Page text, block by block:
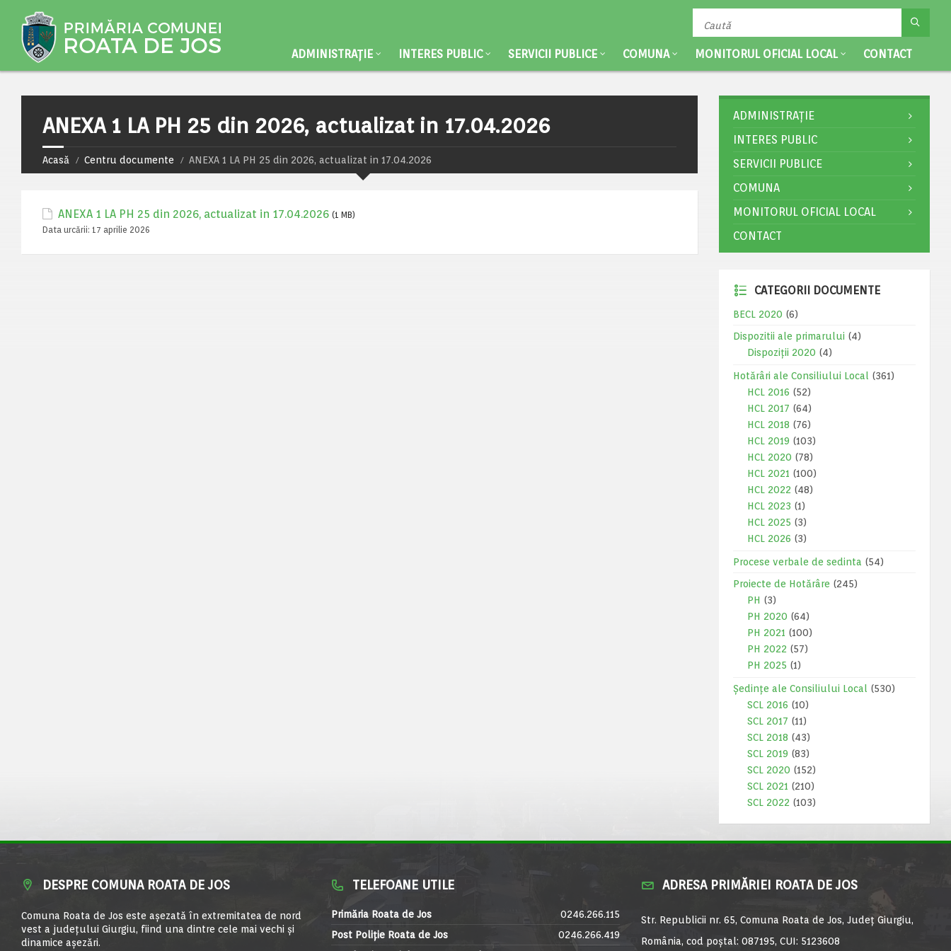
ADMINISTRAȚIE INTERES PUBLIC SERVICII PUBLICE COMUNA MONITORUL OFICIAL LOCAL CONTACT
ANEXA 1 LA PH 25 din 2026, actualizat in 17.04.2026
Acasă Centru documente ANEXA 1 LA PH 25 din 2026, actualizat in 17.04.2026
ANEXA 1 LA PH 25 din 2026, actualizat in 17.04.2026 (1 MB)
Data urcării: 17 aprilie 2026
ADMINISTRAȚIE
INTERES PUBLIC
SERVICII PUBLICE
COMUNA
MONITORUL OFICIAL LOCAL
CONTACT
CATEGORII DOCUMENTE
BECL 2020 (6)
Dispozitii ale primarului (4)
Dispoziții 2020 (4)
Hotărâri ale Consiliului Local
(361)
HCL 2016 (52)
HCL 2017 (64)
HCL 2018 (76)
HCL 2019 (103)
HCL 2020 (78)
HCL 2021 (100)
HCL 2022 (48)
HCL 2023 (1)
HCL 2025 (3)
HCL 2026 (3)
Procese verbale de sedinta (54)
Proiecte de Hotărâre (245)
PH (3)
PH 2020 (64)
PH 2021 (100)
PH 2022 (57)
PH 2025 (1)
Ședințe ale Consiliului Local
(530)
SCL 2016 (10)
SCL 2017 (11)
SCL 2018 (43)
SCL 2019 (83)
SCL 2020 (152)
SCL 2021 (210)
SCL 2022 (103)
DESPRE COMUNA ROATA DE JOS
Comuna Roata de Jos este aşezată în extremitatea de nord
vest a judeţului Giurgiu, fiind una dintre cele mai vechi şi
dinamice aşezări.
TELEFOANE UTILE
Primăria Roata de Jos
0246.266.115
Post Poliție Roata de Jos
0246.266.419
ADRESA PRIMĂRIEI ROATA DE JOS
Str. Republicii nr. 65, Comuna Roata de Jos, Județ Giurgiu,
România, cod poștal: 087195, CUI: 5123608